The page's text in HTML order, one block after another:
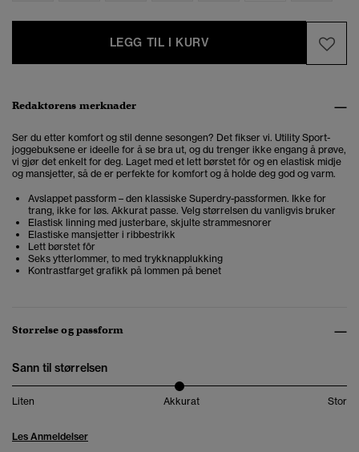
LEGG TIL I KURV
Redaktørens merknader
Ser du etter komfort og stil denne sesongen? Det fikser vi. Utility Sport-
joggebuksene er ideelle for å se bra ut, og du trenger ikke engang å prøve,
vi gjør det enkelt for deg. Laget med et lett børstet fôr og en elastisk midje
og mansjetter, så de er perfekte for komfort og å holde deg god og varm.
Avslappet passform – den klassiske Superdry-passformen. Ikke for
trang, ikke for løs. Akkurat passe. Velg størrelsen du vanligvis bruker
Elastisk linning med justerbare, skjulte strammesnorer
Elastiske mansjetter i ribbestrikk
Lett børstet fôr
Seks ytterlommer, to med trykknapplukking
Kontrastfarget grafikk på lommen på benet
Størrelse og passform
Sann til størrelsen
Liten Akkurat Stor
Les Anmeldelser